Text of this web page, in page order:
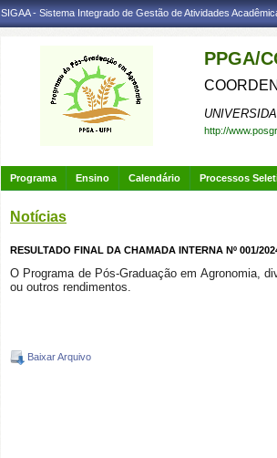
SIGAA - Sistema Integrado de Gestão de Atividades
PPGA/
http://
Programa Ensino Calendário Processos
Notícias
RESULTADO FINAL DA CHAMADA INTERNA Nº 001/
O Programa de Pós-Graduação em Agronomia,
ou outros rendimentos.
Baixar Arquivo